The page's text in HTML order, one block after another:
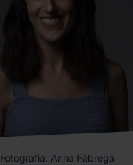
Fotografia: Anna Fàbrega